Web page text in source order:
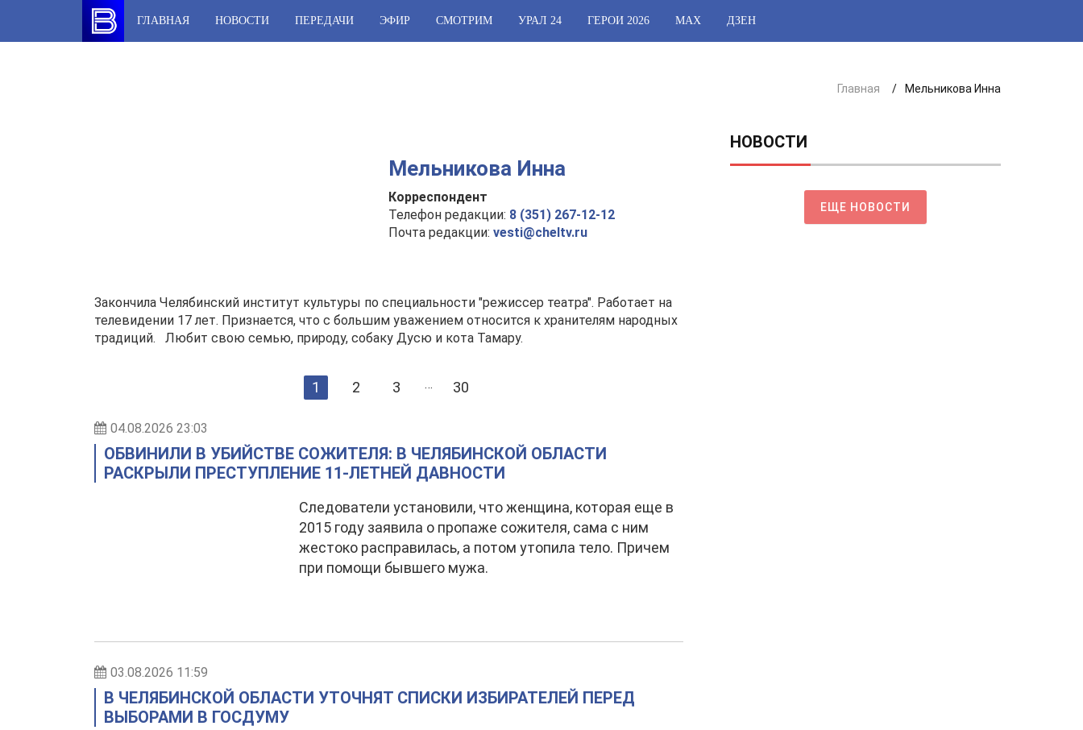
content
ГЛАВНАЯ НОВОСТИ ПЕРЕДАЧИ ЭФИР СМОТРИМ УРАЛ 24 ГЕРОИ 2026 МАХ ДЗЕН
Главная Мельникова Инна
Мельникова Инна
Корреспондент
Телефон редакции: 8 (351) 267-12-12
Почта редакции:vesti@cheltv.ru
Закончила Челябинский институт культуры по специальности "режиссер театра". Работает на
телевидении 17 лет. Признается, что с большим уважением относится к хранителям народных
традиций. Любит свою семью, природу, собаку Дусю и кота Тамару.
1 2 3 … 30
04.08.2026 23:03
ОБВИНИЛИ В УБИЙСТВЕ СОЖИТЕЛЯ: В ЧЕЛЯБИНСКОЙ ОБЛАСТИ
РАСКРЫЛИ ПРЕСТУПЛЕНИЕ 11-ЛЕТНЕЙ ДАВНОСТИ
Следователи установили, что женщина, которая еще в
2015 году заявила о пропаже сожителя, сама с ним
жестоко расправилась, а потом утопила тело. Причем
при помощи бывшего мужа.
03.08.2026 11:59
В ЧЕЛЯБИНСКОЙ ОБЛАСТИ УТОЧНЯТ СПИСКИ ИЗБИРАТЕЛЕЙ ПЕРЕД
ВЫБОРАМИ В ГОСДУМУ
НОВОСТИ
ЕЩЕ НОВОСТИ